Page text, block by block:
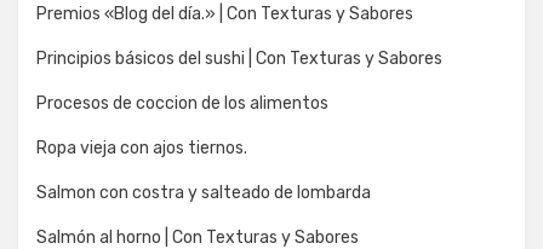
Premios «Blog del día.» | Con Texturas y Sabores
Principios básicos del sushi | Con Texturas y Sabores
Procesos de coccion de los alimentos
Ropa vieja con ajos tiernos.
Salmon con costra y salteado de lombarda
Salmón al horno | Con Texturas y Sabores